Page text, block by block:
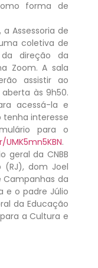
forma de
Assessoria de
coletiva de
da direção da
Zoom. A sala
assistir ao
às 9h50.
acessá-la e
interesse
para o
.
geral da CNBB
(RJ), dom Joel
Campanhas da
e o padre Júlio
da Educação
a Cultura e